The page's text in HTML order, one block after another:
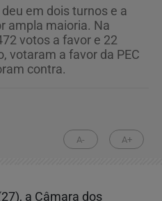
em dois turnos e a
ampla maioria. Na
votos a favor e 22
votaram a favor da PEC
contra.
A- A+
a Câmara dos